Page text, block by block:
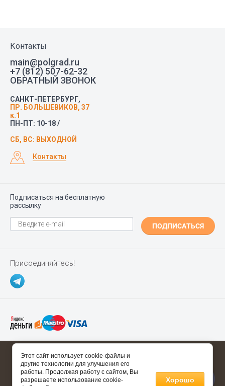
Контакты
main@polgrad.ru
+7 (812) 507-62-32
ОБРАТНЫЙ ЗВОНОК
САНКТ-ПЕТЕРБУРГ,
ПР. БОЛЬШЕВИКОВ, 37
к.1
ПН-ПТ: 10-18 /
СБ, ВС: ВЫХОДНОЙ
Контакты
Подписаться на бесплатную
рассылку
ПОДПИСАТЬСЯ
Присоединяйтесь!
Copyright ©Polgrad.ru2014 - 2026
Полезные ссылки
Этот сайт использует cookie-файлы и
другие технологии для улучшения его
работы. Продолжая работу с сайтом, Вы
разрешаете использование cookie-
Хорошо